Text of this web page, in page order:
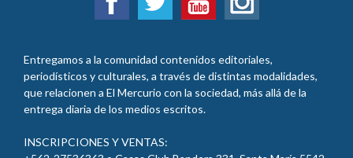
Entregamos a la comunidad contenidos editoriales,
periodísticos y culturales, a través de distintas modalidades,
que relacionen a El Mercurio con la sociedad, más allá de la
entrega diaria de los medios escritos.
INSCRIPCIONES Y VENTAS: